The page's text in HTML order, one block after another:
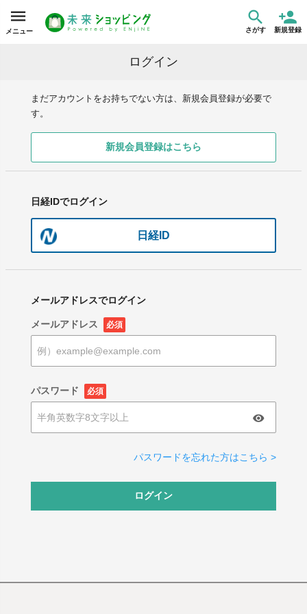
メニュー さがす 新規登録
ログイン
まだアカウントをお持ちでない方は、新規会員登録が必要で
す。
新規会員登録はこちら
日経IDでログイン
日経ID
メールアドレスでログイン
メールアドレス 必須
パスワード 必須
パスワードを忘れた方はこちら >
ログイン